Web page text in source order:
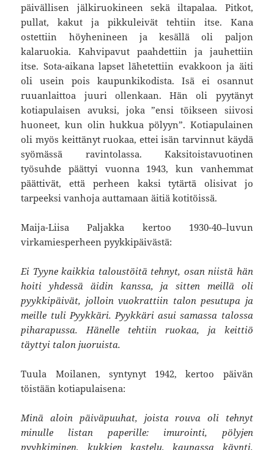
päivällisen jälkiruokineen sekä iltapalaa. Pitkot,
pullat, kakut ja pikkuleivät tehtiin itse. Kana
ostettiin höyhenineen ja kesällä oli paljon
kalaruokia. Kahvipavut paahdettiin ja jauhettiin
itse. Sota-aikana lapset lähetettiin evakkoon ja äiti
oli usein pois kaupunkikodista. Isä ei osannut
ruuanlaittoa juuri ollenkaan. Hän oli pyytänyt
kotiapulaisen avuksi, joka ”ensi töikseen siivosi
huoneet, kun olin hukkua pölyyn”. Kotiapulainen
oli myös keittänyt ruokaa, ettei isän tarvinnut käydä
syömässä ravintolassa. Kaksitoistavuotinen
työsuhde päättyi vuonna 1943, kun vanhemmat
päättivät, että perheen kaksi tytärtä olisivat jo
tarpeeksi vanhoja auttamaan äitiä kotitöissä.
Maija-Liisa Paljakka kertoo 1930-40–luvun
virkamiesperheen pyykkipäivästä:
Ei Tyyne kaikkia taloustöitä tehnyt, osan niistä hän
hoiti yhdessä äidin kanssa, ja sitten meillä oli
pyykkipäivät, jolloin vuokrattiin talon pesutupa ja
meille tuli Pyykkäri. Pyykkäri asui samassa talossa
piharapussa. Hänelle tehtiin ruokaa, ja keittiö
täyttyi talon juoruista.
Tuula Moilanen, syntynyt 1942, kertoo päivän
töistään kotiapulaisena:
Minä aloin päiväpuuhat, joista rouva oli tehnyt
minulle listan paperille: imurointi, pölyjen
pyyhkiminen, kukkien kastelu, kaupassa käynti,